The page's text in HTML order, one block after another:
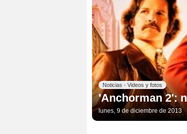
Noticias - Videos y fotos
'Anchorman 2':
lunes, 9 de diciembre de 2013